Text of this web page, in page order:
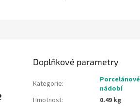
Doplňkové parametry
Kategorie:
Porcelánové
nádobí
Hmotnost:
0.49 kg